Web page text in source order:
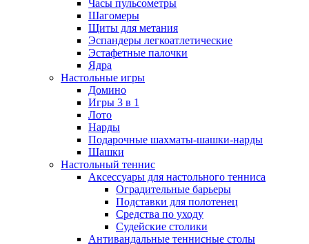
Часы пульсометры
Шагомеры
Щиты для метания
Эспандеры легкоатлетические
Эстафетные палочки
Ядра
Настольные игры
Домино
Игры 3 в 1
Лото
Нарды
Подарочные шахматы-шашки-нарды
Шашки
Настольный теннис
Аксессуары для настольного тенниса
Оградительные барьеры
Подставки для полотенец
Средства по уходу
Судейские столики
Антивандальные теннисные столы